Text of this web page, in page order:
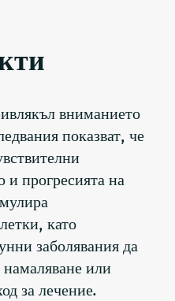
вниманието
показват, че
и прогресията на
като
заболявания да
или
за лечение.